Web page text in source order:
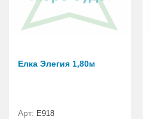
Елка Элегия 1,80м
Арт: E918